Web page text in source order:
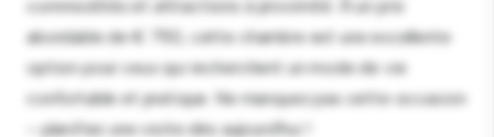
commodités et attractions à proximité. À un prix
abordable de € 750, cette chambre est une excellente
option pour ceux qui recherchent un mode de vie
confortable et pratique. Ne manquez pas cette occasion
– planifiez une visite dès aujourd'hui !